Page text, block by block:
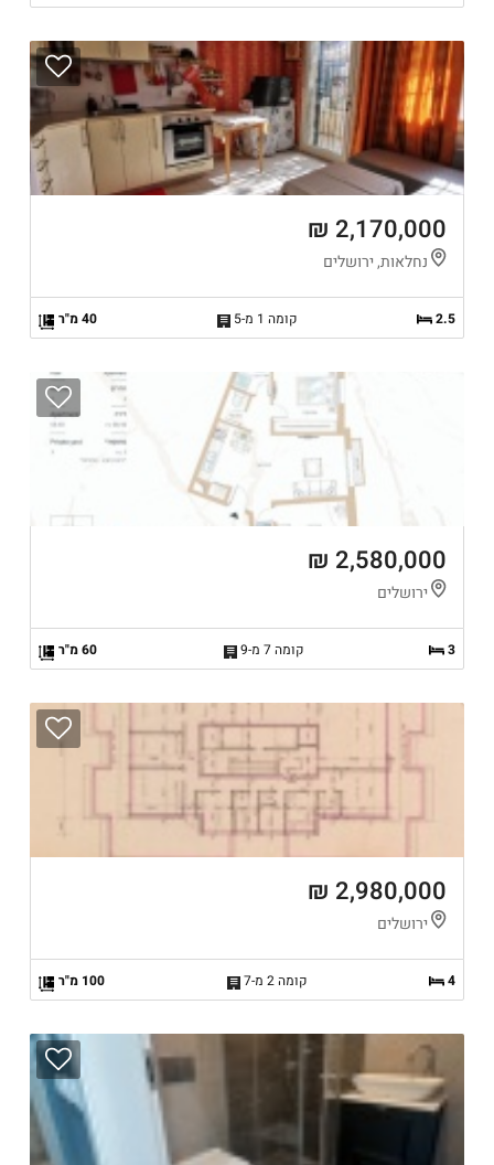
2,170,000 ₪
נחלאות, ירושלים
2.5 קומה 1 מ-5 40 מ"ר
2,580,000 ₪
ירושלים
3 קומה 7 מ-9 60 מ"ר
2,980,000 ₪
ירושלים
4 קומה 2 מ-7 100 מ"ר